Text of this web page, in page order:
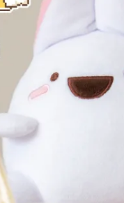
書籍・雑誌出版
チャレンジ
CAMPFIRE